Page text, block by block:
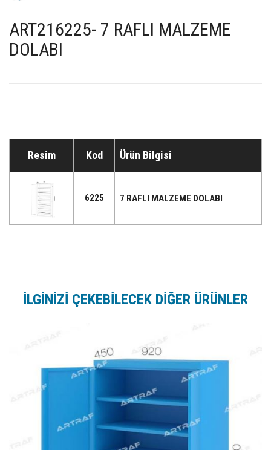
ART216225- 7 RAFLI MALZEME
DOLABI
Resim Kod Ürün Bilgisi
6225 7 RAFLI MALZEME DOLABI
İLGİNİZİ ÇEKEBİLECEK DİĞER ÜRÜNLER